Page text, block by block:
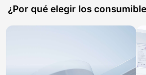
¿Por qué elegir los